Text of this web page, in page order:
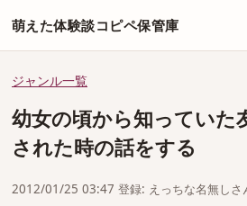
萌えた体験談コピペ保管庫
ジャンル一覧
幼女の頃から知っていた
された時の話をする
2012/01/25 03:47 登録: えっちな名無しさ